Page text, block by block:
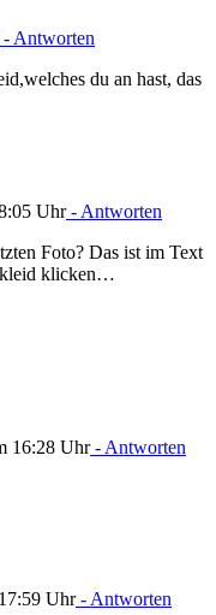
- Antworten
du an hast, das
Uhr- Antworten
Foto? Das ist im Text
klicken…
16:28 Uhr- Antworten
Uhr- Antworten